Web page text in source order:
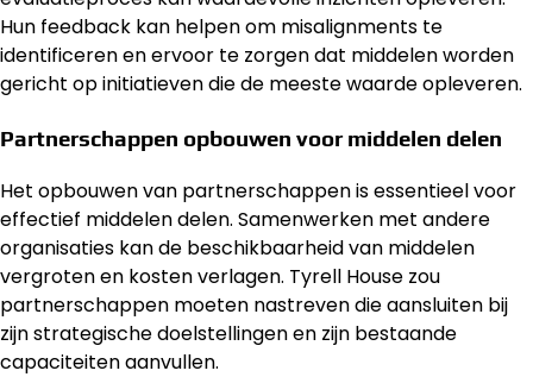
Hun feedback kan helpen om misalignments te
identificeren en ervoor te zorgen dat middelen worden
gericht op initiatieven die de meeste waarde opleveren.
Partnerschappen opbouwen voor middelen delen
Het opbouwen van partnerschappen is essentieel voor
effectief middelen delen. Samenwerken met andere
organisaties kan de beschikbaarheid van middelen
vergroten en kosten verlagen. Tyrell House zou
partnerschappen moeten nastreven die aansluiten bij
zijn strategische doelstellingen en zijn bestaande
capaciteiten aanvullen.